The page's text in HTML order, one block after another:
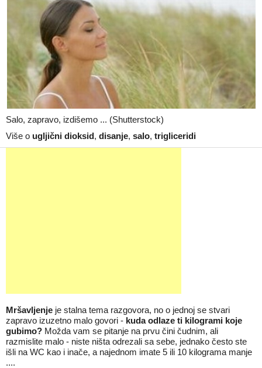
Salo, zapravo, izdišemo ... (Shutterstock)
Više o ugljični dioksid, disanje, salo, trigliceridi
Mršavljenje je stalna tema razgovora, no o jednoj se stvari
zapravo izuzetno malo govori - kuda odlaze ti kilogrami koje
gubimo? Možda vam se pitanje na prvu čini čudnim, ali
razmislite malo - niste ništa odrezali sa sebe, jednako često ste
išli na WC kao i inače, a najednom imate 5 ili 10 kilograma manje
....